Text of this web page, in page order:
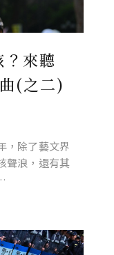
來聽
(之二)
，除了藝文界
聲浪，還有其